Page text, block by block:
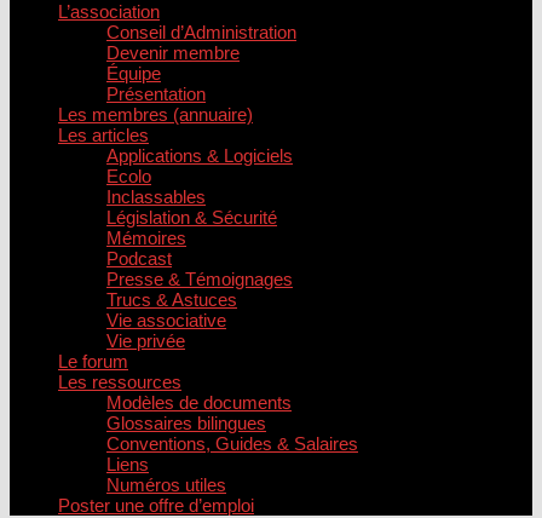
L’association
Conseil d’Administration
Devenir membre
Équipe
Présentation
Les membres (annuaire)
Les articles
Applications & Logiciels
Ecolo
Inclassables
Législation & Sécurité
Mémoires
Podcast
Presse & Témoignages
Trucs & Astuces
Vie associative
Vie privée
Le forum
Les ressources
Modèles de documents
Glossaires bilingues
Conventions, Guides & Salaires
Liens
Numéros utiles
Poster une offre d’emploi